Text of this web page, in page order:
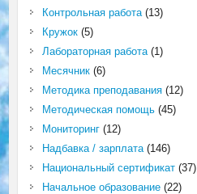
Контрольная работа(13)
Кружок(5)
Лабораторная работа(1)
Месячник(6)
Методика преподавания(12)
Методическая помощь(45)
Мониторинг(12)
Надбавка / зарплата(146)
Национальный сертификат(37)
Начальное образование(22)